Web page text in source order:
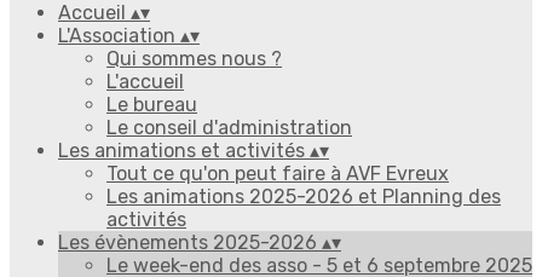
Accueil ▴▾
L'Association ▴▾
Qui sommes nous ?
L'accueil
Le bureau
Le conseil d'administration
Les animations et activités ▴▾
Tout ce qu'on peut faire à AVF Evreux
Les animations 2025-2026 et Planning des
activités
Les évènements 2025-2026 ▴▾
Le week-end des asso - 5 et 6 septembre 2025